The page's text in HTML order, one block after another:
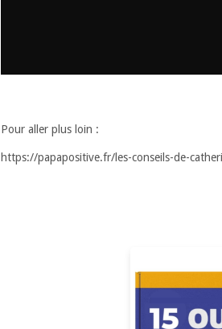
Pour aller plus loin :
https://papapositive.fr/les-conseils-de-